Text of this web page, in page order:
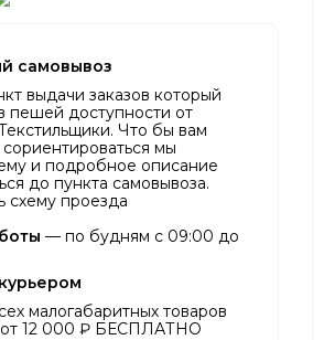
самовывоз
выдачи заказов который
пешей доступности от
Что бы вам
мы
и подробное описание
до пункта самовывоза.
схему проезда
— по будням с 09:00 до
малогабаритных товаров
12 000 ₽ БЕСПЛАТНО